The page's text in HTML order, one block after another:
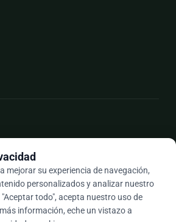
más de 500 reseñas
mejorar su experiencia de navegación,
personalizados y analizar nuestro
todo", acepta nuestro uso de
información, eche un vistazo a